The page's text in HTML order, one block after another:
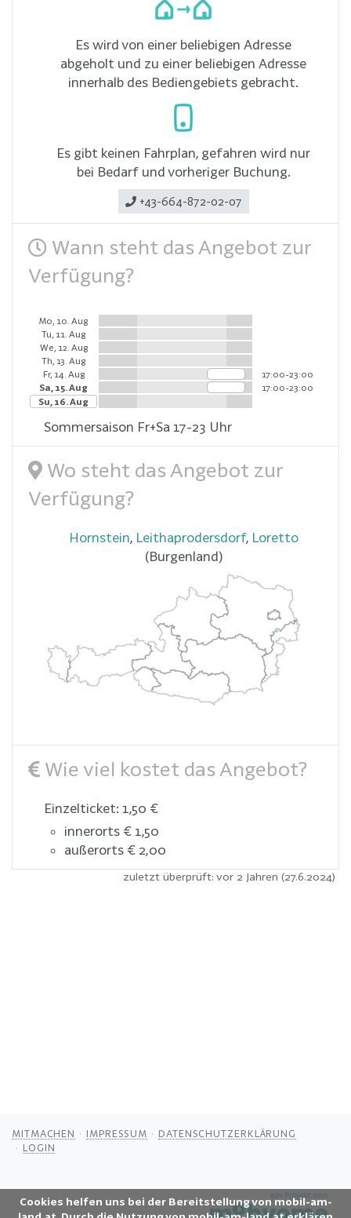
Cookies helfen uns bei der Bereitstellung von mobil-am-
Es wird von einer beliebigen Adresse
abgeholt und zu einer beliebigen Adresse
innerhalb des Bediengebiets gebracht.
Es gibt keinen Fahrplan, gefahren wird nur
bei Bedarf und vorheriger Buchung.
+43-664-872-02-07
Wann steht das Angebot zur
Verfügung?
Mo, 10. Aug
Tu, 11. Aug
We, 12. Aug
Th, 13. Aug
Fr, 14. Aug
17:00-23:00
Sa, 15. Aug
17:00-23:00
Su, 16. Aug
Sommersaison Fr+Sa 17-23 Uhr
Wo steht das Angebot zur
Verfügung?
Hornstein, Leithaprodersdorf, Loretto
(Burgenland)
Wie viel kostet das Angebot?
Einzelticket: 1,50 €
innerorts € 1,50
außerorts € 2,00
zuletzt überprüft: vor 2 Jahren (27.6.2024)
MITMACHEN IMPRESSUM
DATENSCHUTZERKLÄRUNG
LOGIN